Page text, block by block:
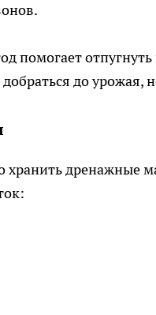
помогает
до урожая,
хранить дренажные